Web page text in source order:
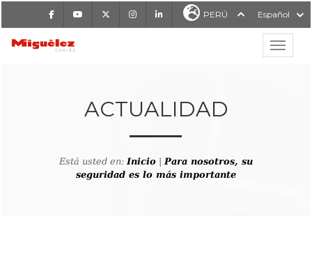
FacebookYoutube InstagramLinkedIn PERÚ Español
MIGUÉLEZ CABLES
ACTUALIDAD
Está usted en:Inicio |Para nosotros, su
seguridad es lo más importante